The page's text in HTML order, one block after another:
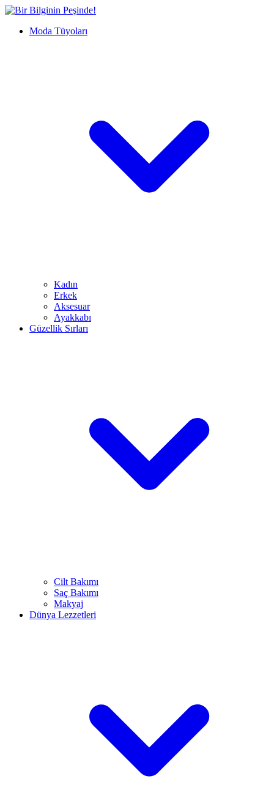
İçeriğe
Bir
Peşinde!Moda Tüyoları
Kadın
Erkek
Aksesuar
Ayakkabı
Güzellik Sırları
Cilt Bakımı
Saç Bakımı
Makyaj
Dünya Lezzetleri